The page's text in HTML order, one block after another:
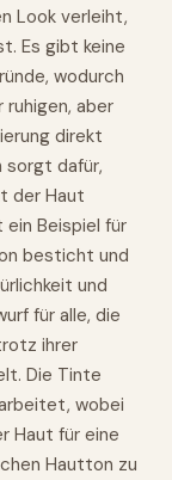
Look verleiht,
Es gibt keine
wodurch
ruhigen, aber
direkt
dafür,
der Haut
ein Beispiel für
besticht und
und
für alle, die
ihrer
Die Tinte
wobei
Haut für eine
Hautton zu